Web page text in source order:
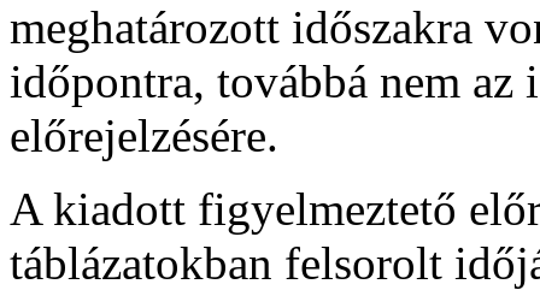
meghatározott időszakra
időpontra, továbbá nem az
előrejelzésére.
A kiadott figyelmeztető
táblázatokban felsorolt